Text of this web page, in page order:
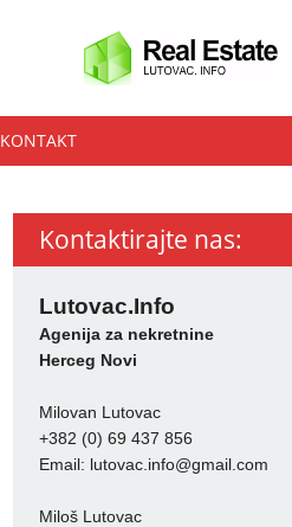
KONTAKT
Kontaktirajte nas:
Lutovac.Info
Agenija za nekretnine
Herceg Novi
Milovan Lutovac
+382 (0) 69 437 856
Email: lutovac.info@gmail.com
Miloš Lutovac